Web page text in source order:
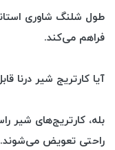
طول شلنگ شاوری
فراهم می‌کند.
آیا کارتریج شیر درنا
بله، کارتریج‌های شیر
راحتی تعویض می‌شوند.